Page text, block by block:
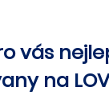
vás
na